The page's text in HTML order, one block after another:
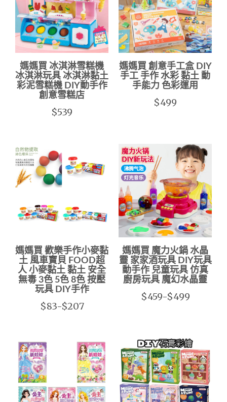
媽媽買 冰淇淋雪糕機
冰淇淋玩具 冰淇淋黏土
彩泥雪糕機 DIY動手作
創意雪糕店
$539
媽媽買 創意手工盒 DIY
手工 手作 水彩 黏土 動
手能力 色彩運用
$499
媽媽買 歡樂手作小麥黏
土 風車寶貝 FOOD超
人 小麥黏土 黏土 安全
無毒 3色 5色 8色 按壓
玩具 DIY手作
$83-$207
媽媽買 魔力火鍋 水晶
靈 家家酒玩具 DIY玩具
動手作 兒童玩具 仿真
廚房玩具 魔幻水晶靈
$459-$499